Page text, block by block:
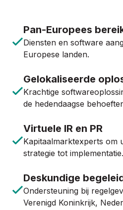
Pan-Europees
Diensten en software
Europese landen.
Gelokaliseerde
Krachtige
de hedendaagse
Virtuele IR en PR
Kapitaalmarktexperts om
strategie tot implementatie.
Deskundige
Ondersteuning bij
Verenigd Koninkrijk,